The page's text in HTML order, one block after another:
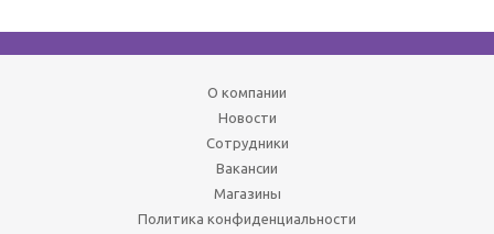
О компании
Новости
Сотрудники
Вакансии
Магазины
Политика конфиденциальности